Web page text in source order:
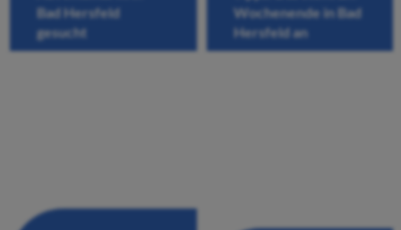
Bad Hersfeld
gesucht
Wochenende in Bad
Hersfeld an